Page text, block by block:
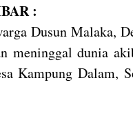
:
Dusun Malaka,
meninggal dunia
Kampung Dalam,